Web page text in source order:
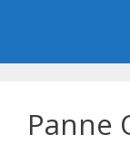
Panne